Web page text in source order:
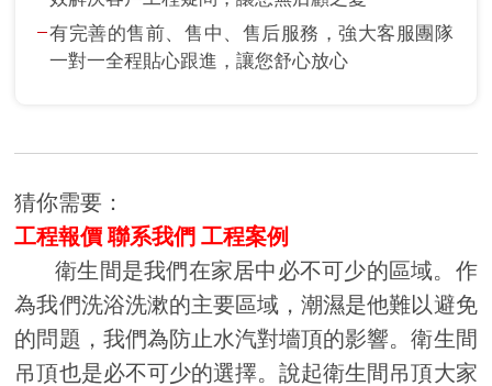
有完善的售前、售中、售后服務，強大客服團隊
一對一全程貼心跟進，讓您舒心放心
猜你需要：
工程報價 聯系我們 工程案例
衛生間是我們在家居中必不可少的區域。作
為我們洗浴洗漱的主要區域，潮濕是他難以避免
的問題，我們為防止水汽對墻頂的影響。衛生間
吊頂也是必不可少的選擇。說起衛生間吊頂大家